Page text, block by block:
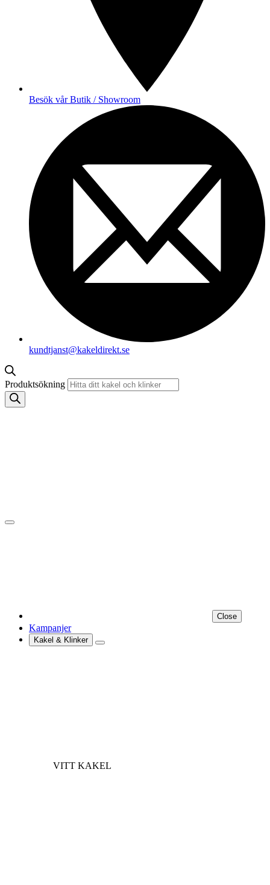
Besök vår Butik / Showroom
kundtjanst@kakeldirekt.se
Produktsökning
Close
Kampanjer
Kakel & Klinker
VITT KAKEL